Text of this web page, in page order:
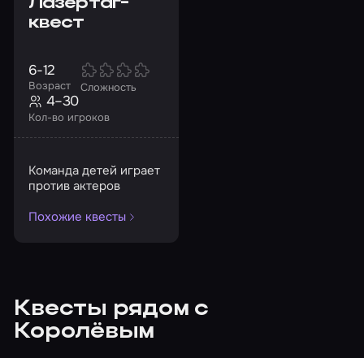
квест
Возраст
6-12
Сложность
Кол-во игроков
4–30
Команда детей играет
против актеров
Похожие квесты
Квесты рядом с
Королёвым